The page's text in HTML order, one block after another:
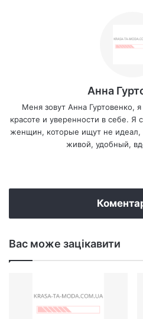
Анна
Меня зовут Анна Гуртовенко,
красоте и уверенности в себе. Я
женщин, которые ищут не идеал,
живой, удобный,
Вас може зацікавити